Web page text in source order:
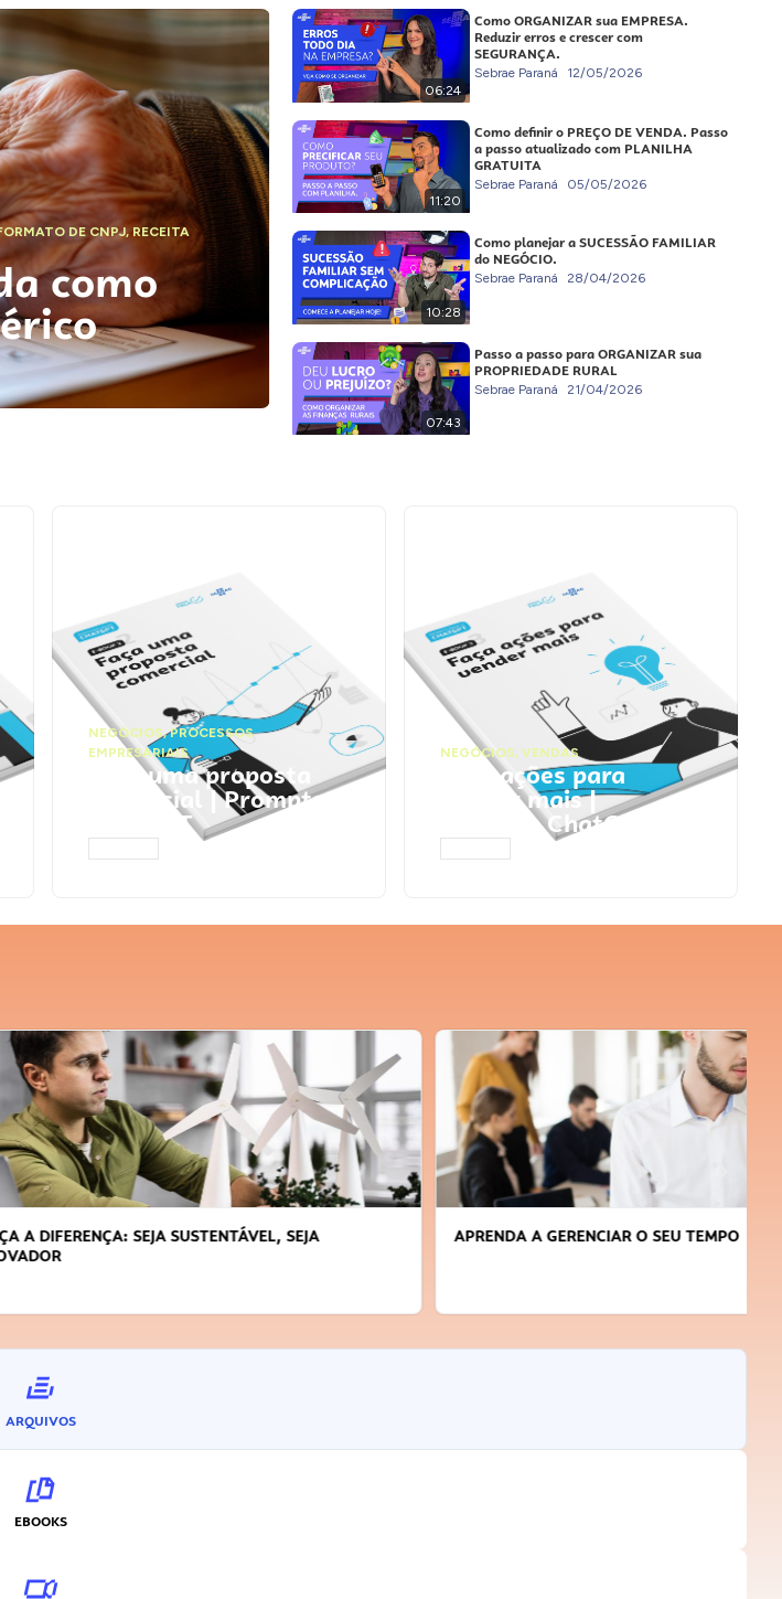
DE CNPJ,RECEITA
como
06:24
Como ORGANIZAR sua EMPRESA.
Reduzir erros e crescer com
SEGURANÇA.
Sebrae Paraná 12/05/2026
11:20
Como definir o PREÇO DE VENDA. Passo
a passo atualizado com PLANILHA
GRATUITA
Sebrae Paraná 05/05/2026
10:28
Como planejar a SUCESSÃO FAMILIAR
do NEGÓCIO.
Sebrae Paraná 28/04/2026
07:43
Passo a passo para ORGANIZAR sua
PROPRIEDADE RURAL
Sebrae Paraná 21/04/2026
NEGÓCIOS,PROCESSOS
EMPRESARIAIS
Faça uma proposta
comercial | Prompts
ChatGPT
NEGÓCIOS, VENDAS
Faça ações para
vender mais |
Prompts ChatGPT
SUSTENTÁVEL, SEJA
APRENDA A GERENCIAR O SEU TEMPO
ARQUIVOS
EBOOKS